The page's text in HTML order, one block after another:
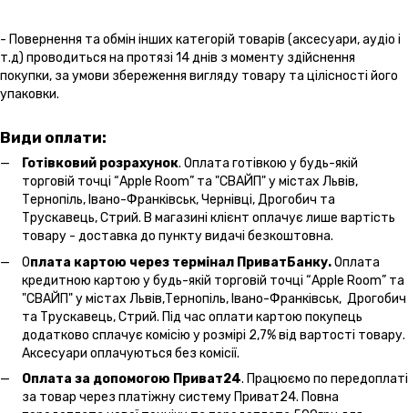
- Повернення та обмін інших категорій товарів (аксесуари, аудіо і
т.д) проводиться на протязі 14 днів з моменту здійснення
покупки, за умови збереження вигляду товару та цілісності його
упаковки.
Види оплати:
Готівковий розрахунок. Оплата готівкою у будь-якій
торговій точці “Apple Room” та "СВАЙП" у містах Львів,
Тернопіль, Івано-Франківськ, Чернівці, Дрогобич та
Трускавець, Стрий. В магазині клієнт оплачує лише вартість
товару - доставка до пункту видачі безкоштовна.
Оплата картою через термінал ПриватБанку.Оплата
кредитною картою у будь-якій торговій точці “Apple Room” та
"СВАЙП" у містах Львів,Тернопіль, Івано-Франківськ, Дрогобич
та Трускавець, Стрий. Під час оплати картою покупець
додатково сплачує комісію у розмірі 2,7% від вартості товару.
Аксесуари оплачуються без комісії.
Оплата за допомогою Приват24. Працюємо по передоплаті
за товар через платіжну систему Приват24. Повна